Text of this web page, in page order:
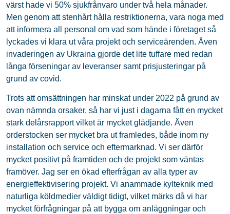
värst hade vi 50% sjukfrånvaro under två hela månader.
Men genom att stenhårt hålla restriktionerna, vara noga med
att informera all personal om vad som hände i företaget så
lyckades vi klara ut våra projekt och serviceärenden. Även
invaderingen av Ukraina gjorde det lite tuffare med redan
långa förseningar av leveranser samt prisjusteringar på
grund av covid.
Trots att omsättningen har minskat under 2022 på grund av
ovan nämnda orsaker, så har vi just i dagarna fått en mycket
stark delårsrapport vilket är mycket glädjande. Även
orderstocken ser mycket bra ut framledes, både inom ny
installation och service och eftermarknad. Vi ser därför
mycket positivt på framtiden och de projekt som väntas
framöver. Jag ser en ökad efterfrågan av alla typer av
energieffektivisering projekt. Vi anammade kylteknik med
naturliga köldmedier väldigt tidigt, vilket märks då vi har
mycket förfrågningar på att bygga om anläggningar och